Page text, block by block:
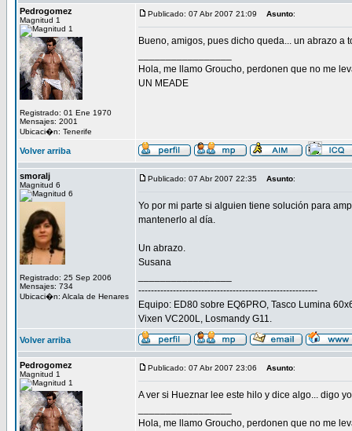
Pedrogomez
Magnitud 1
Registrado: 01 Ene 1970
Mensajes: 2001
Ubicaci�n: Tenerife
Publicado: 07 Abr 2007 21:09 Asunto:
Bueno, amigos, pues dicho queda... un abrazo a
Hola, me llamo Groucho, perdonen que no me
UN MEADE
Volver arriba
smoralj
Magnitud 6
Registrado: 25 Sep 2006
Mensajes: 734
Ubicaci�n: Alcala de Henares
Publicado: 07 Abr 2007 22:35 Asunto:
Yo por mi parte si alguien tiene solución para
mantenerlo al día.
Un abrazo.
Susana
---------------------------------------------------------
Equipo: ED80 sobre EQ6PRO, Tasco Lumina
Vixen VC200L, Losmandy G11.
Volver arriba
Pedrogomez
Magnitud 1
Publicado: 07 Abr 2007 23:06 Asunto:
A ver si Hueznar lee este hilo y dice algo... digo
Hola, me llamo Groucho, perdonen que no me